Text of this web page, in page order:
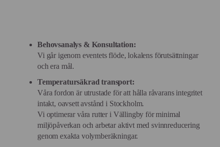
Behovsanalys & Konsultation:
Vi går igenom eventets flöde, lokalens förutsättningar
och era mål.
Temperatursäkrad transport:
Våra fordon är utrustade för att hålla råvarans integritet
intakt, oavsett avstånd i Stockholm.
Vi optimerar våra rutter i Vällingby för minimal
miljöpåverkan och arbetar aktivt med svinnreducering
genom exakta volymberäkningar.